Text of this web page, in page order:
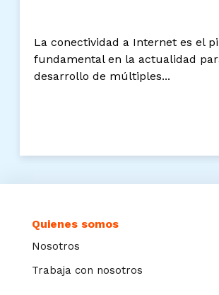
La conectividad a Internet es el
fundamental en la actualidad
desarrollo de múltiples...
Quienes somos
Nosotros
Trabaja con nosotros